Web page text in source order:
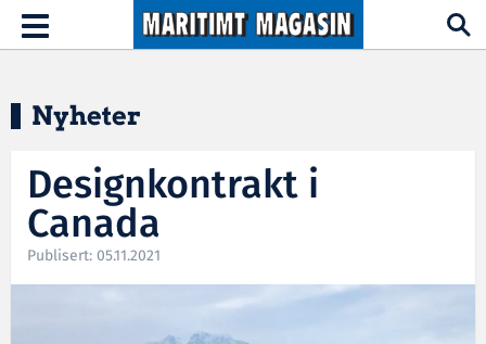
Hopp til hovedinnhold
Toggle
navigation
Nyheter
Designkontrakt i
Canada
Publisert: 05.11.2021